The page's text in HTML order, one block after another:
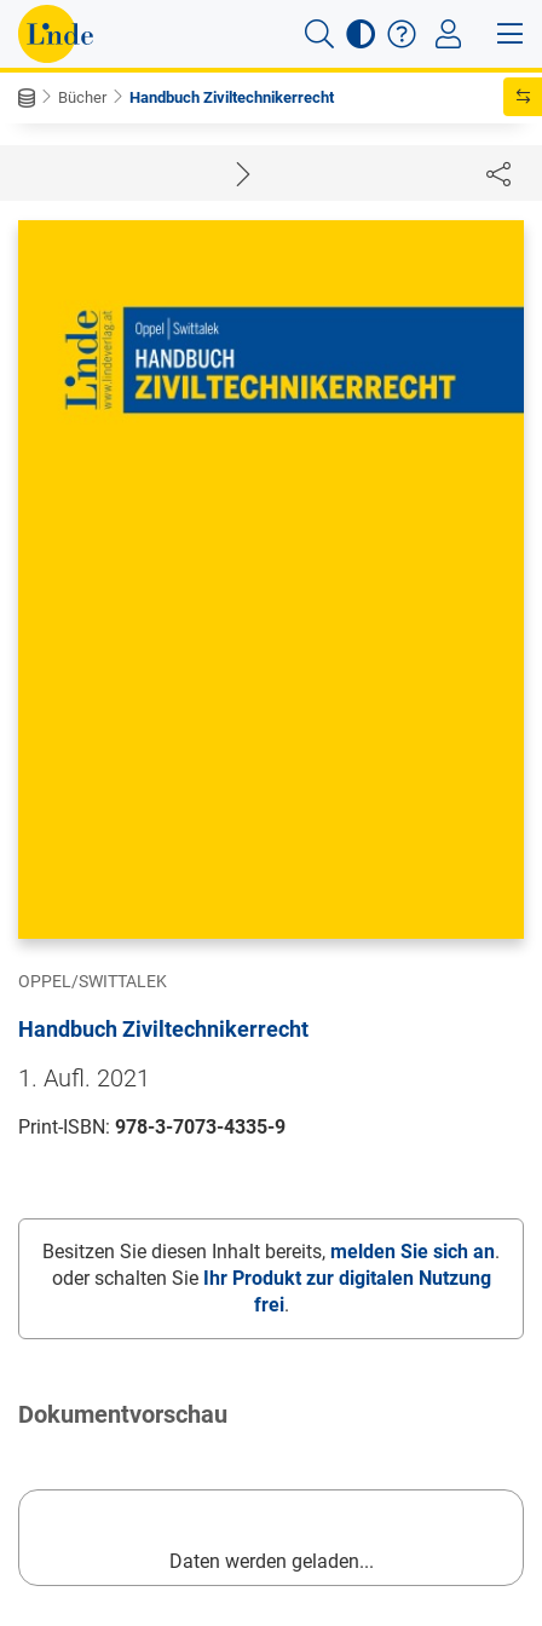
Bücher Handbuch Ziviltechnikerrecht
OPPEL/SWITTALEK
Handbuch Ziviltechnikerrecht
1. Aufl. 2021
Print-ISBN: 978-3-7073-4335-9
Besitzen Sie diesen Inhalt bereits, melden Sie sich an.
oder schalten Sie Ihr Produkt zur digitalen Nutzung
frei.
Dokumentvorschau
Daten werden geladen...